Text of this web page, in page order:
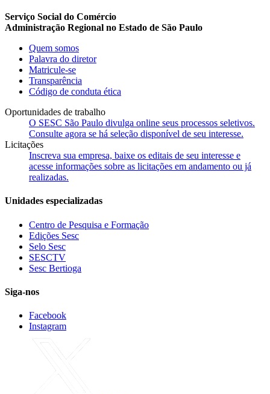
Serviço Social do Comércio
Administração Regional no Estado de São Paulo
Quem somos
Palavra do diretor
Matricule-se
Transparência
Código de conduta ética
Oportunidades de trabalho
O SESC São Paulo divulga online seus processos seletivos.
Consulte agora se há seleção disponível de seu interesse.
Licitações
Inscreva sua empresa, baixe os editais de seu interesse e
acesse informações sobre as licitações em andamento ou já
realizadas.
Unidades especializadas
Centro de Pesquisa e Formação
Edições Sesc
Selo Sesc
SESCTV
Sesc Bertioga
Siga-nos
Facebook
Instagram